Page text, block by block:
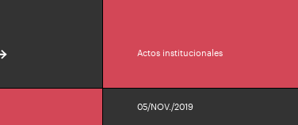
Actos institucionales
05/NOV./2019